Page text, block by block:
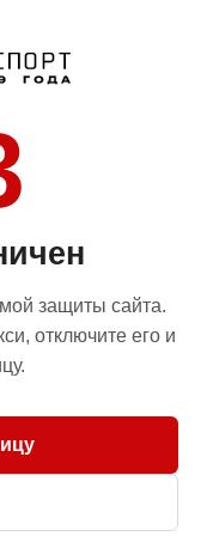
защиты сайта.
отключите его и